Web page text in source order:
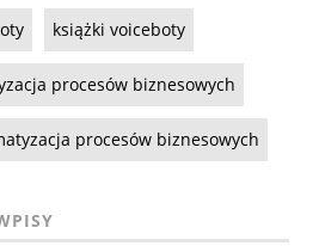
książki voiceboty
procesów biznesowych
procesów biznesowych